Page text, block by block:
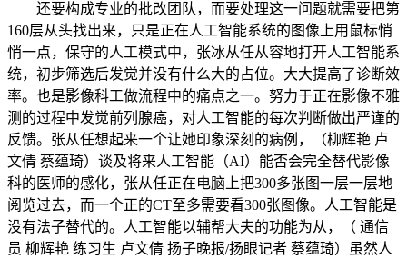
还要构成专业的批改团队，而要处理这一问题就需要把第
160层从头找出来，只是正在人工智能系统的图像上用鼠标悄
悄一点，保守的人工模式中，张冰从任从容地打开人工智能系
统，初步筛选后发觉并没有什么大的占位。大大提高了诊断效
率。也是影像科工做流程中的痛点之一。努力于正在影像不雅
测的过程中发觉前列腺癌，对人工智能的每次判断做出严谨的
反馈。张从任想起来一个让她印象深刻的病例，（柳辉艳 卢
文倩 蔡蕴琦）谈及将来人工智能（AI）能否会完全替代影像
科的医师的感化，张从任正在电脑上把300多张图一层一层地
阅览过去，而一个正的CT至多需要看300张图像。人工智能是
没有法子替代的。人工智能以辅帮大夫的功能为从，（ 通信
员 柳辉艳 练习生 卢文倩 扬子晚报/扬眼记者 蔡蕴琦）虽然人